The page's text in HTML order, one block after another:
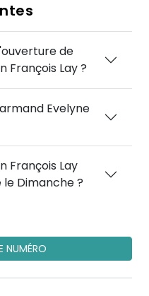
de
François Lay ?
Evelyne
François Lay
Dimanche ?
NUMÉRO